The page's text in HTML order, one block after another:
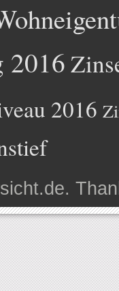
2016
2016
.